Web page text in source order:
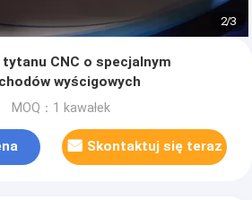
2/3
CNC o specjalnym
wyścigowych
MOQ：1 kawałek
Skontaktuj się teraz